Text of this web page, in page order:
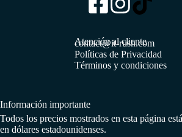
Atención al cliente
contact@it-rush.com
Políticas de Privacidad
Términos y condiciones
Información importante
Todos los precios mostrados en esta página
en dólares estadounidenses.